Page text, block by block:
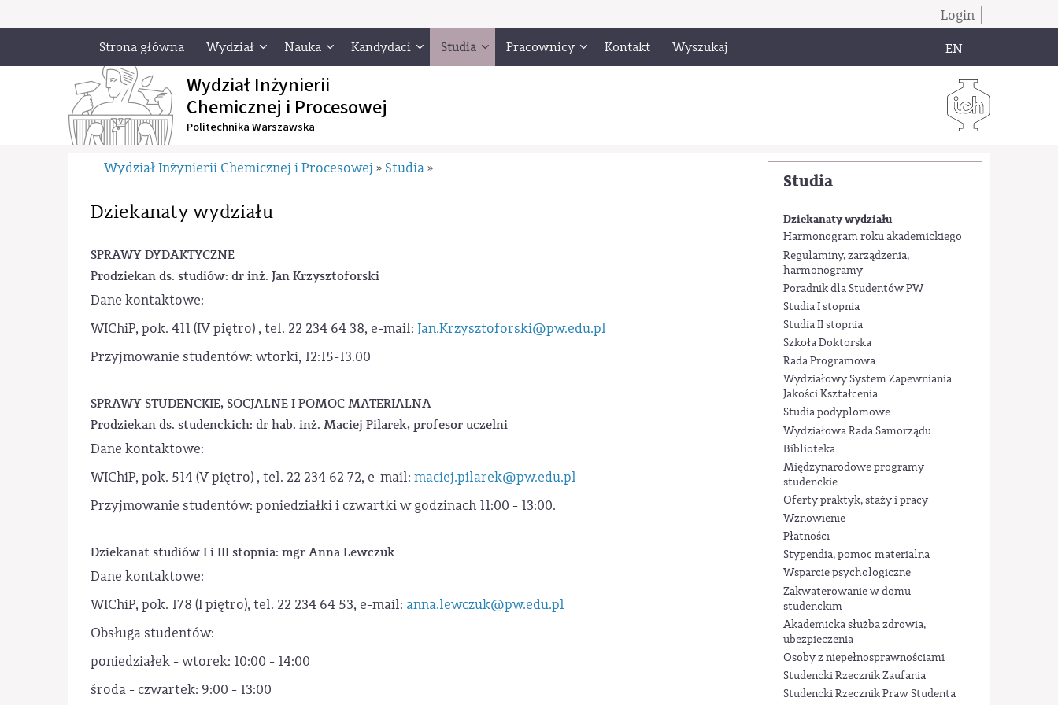
Login
Strona główna Wydział Nauka Kandydaci Studia Pracownicy Kontakt Wyszukaj EN
Wydział Inżynierii
Chemicznej i Procesowej
Politechnika Warszawska
Studia
Dziekanaty wydziału
Harmonogram roku akademickiego
Regulaminy, zarządzenia,
harmonogramy
Poradnik dla Studentów PW
Studia I stopnia
Studia II stopnia
Szkoła Doktorska
Rada Programowa
Wydziałowy System Zapewniania
Jakości Kształcenia
Studia podyplomowe
Wydziałowa Rada Samorządu
Biblioteka
Międzynarodowe programy
studenckie
Oferty praktyk, staży i pracy
Wznowienie
Płatności
Stypendia, pomoc materialna
Wsparcie psychologiczne
Zakwaterowanie w domu
studenckim
Akademicka służba zdrowia,
ubezpieczenia
Osoby z niepełnosprawnościami
Studencki Rzecznik Zaufania
Studencki Rzecznik Praw Studenta
Wydział Inżynierii Chemicznej i Procesowej » Studia »
Dziekanaty wydziału
SPRAWY DYDAKTYCZNE
Prodziekan ds. studiów: dr inż. Jan Krzysztoforski
Dane kontaktowe:
WIChiP, pok. 411 (IV piętro) , tel. 22 234 64 38, e-mail: Jan.Krzysztoforski@pw.edu.pl
Przyjmowanie studentów: wtorki, 12:15-13.00
SPRAWY STUDENCKIE, SOCJALNE I POMOC MATERIALNA
Prodziekan ds. studenckich: dr hab. inż. Maciej Pilarek, profesor uczelni
Dane kontaktowe:
WIChiP, pok. 514 (V piętro) , tel. 22 234 62 72, e-mail: maciej.pilarek@pw.edu.pl
Przyjmowanie studentów: poniedziałki i czwartki w godzinach 11:00 - 13:00.
Dziekanat studiów I i III stopnia: mgr Anna Lewczuk
Dane kontaktowe:
WIChiP, pok. 178 (I piętro), tel. 22 234 64 53, e-mail: anna.lewczuk@pw.edu.pl
Obsługa studentów:
poniedziałek - wtorek: 10:00 - 14:00
środa - czwartek: 9:00 - 13:00